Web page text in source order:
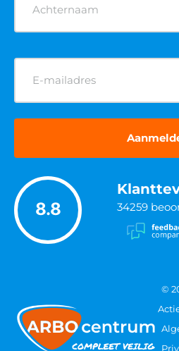
E-
mailadres
(Vereist)
8.8 34259
©